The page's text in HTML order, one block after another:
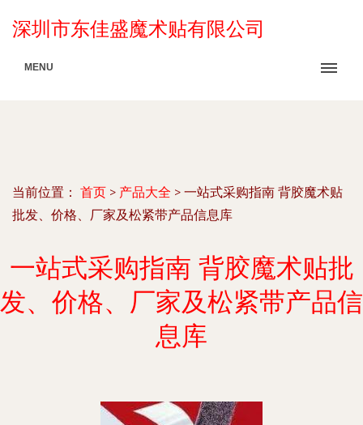
深圳市东佳盛魔术贴有限公司
MENU
当前位置： 首页 > 产品大全 > 一站式采购指南 背胶魔术贴
批发、价格、厂家及松紧带产品信息库
一站式采购指南 背胶魔术贴批
发、价格、厂家及松紧带产品信
息库